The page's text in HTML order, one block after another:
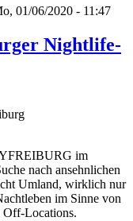
01/06/2020 - 11:47
Nightlife-
im
nach ansehnlichen
Umland, wirklich nur
im Sinne von
Off-Locations.